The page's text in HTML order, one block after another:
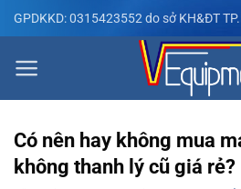
Bỏ
qua
nội
dung
GPDKKD: 0315423552 do sở KH&ĐT
Có nên hay không mua
không thanh lý cũ giá rẻ?